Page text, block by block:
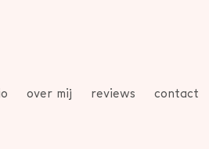
over mij reviews contact